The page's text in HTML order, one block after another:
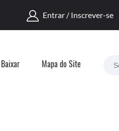
Entrar / Inscrever-se
Baixar Mapa do Site